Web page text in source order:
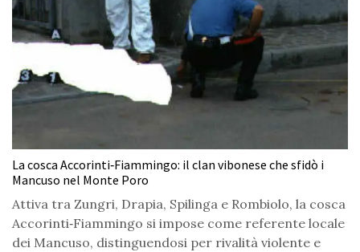
La cosca Accorinti‑Fiammingo: il clan vibonese che sfidò i
Mancuso nel Monte Poro
Attiva tra Zungri, Drapia, Spilinga e Rombiolo, la cosca
Accorinti‑Fiammingo si impose come referente locale
dei Mancuso, distinguendosi per rivalità violente e